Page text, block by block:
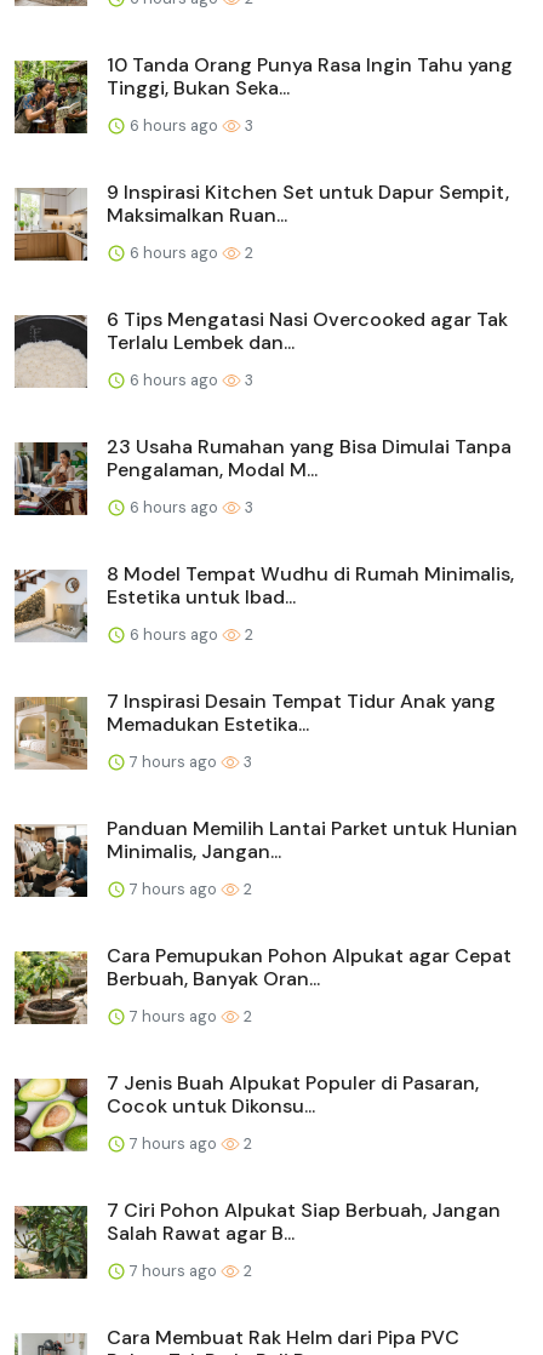
10 Tanda Orang Punya Rasa Ingin Tahu yang
Tinggi, Bukan Seka...
6 hours ago 3
9 Inspirasi Kitchen Set untuk Dapur Sempit,
Maksimalkan Ruan...
6 hours ago 2
6 Tips Mengatasi Nasi Overcooked agar Tak
Terlalu Lembek dan...
6 hours ago 3
23 Usaha Rumahan yang Bisa Dimulai Tanpa
Pengalaman, Modal M...
6 hours ago 3
8 Model Tempat Wudhu di Rumah Minimalis,
Estetika untuk Ibad...
6 hours ago 2
7 Inspirasi Desain Tempat Tidur Anak yang
Memadukan Estetika...
7 hours ago 3
Panduan Memilih Lantai Parket untuk Hunian
Minimalis, Jangan...
7 hours ago 2
Cara Pemupukan Pohon Alpukat agar Cepat
Berbuah, Banyak Oran...
7 hours ago 2
7 Jenis Buah Alpukat Populer di Pasaran,
Cocok untuk Dikonsu...
7 hours ago 2
7 Ciri Pohon Alpukat Siap Berbuah, Jangan
Salah Rawat agar B...
7 hours ago 2
Cara Membuat Rak Helm dari Pipa PVC